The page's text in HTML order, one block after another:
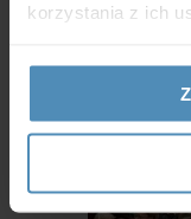
korzystania z ich